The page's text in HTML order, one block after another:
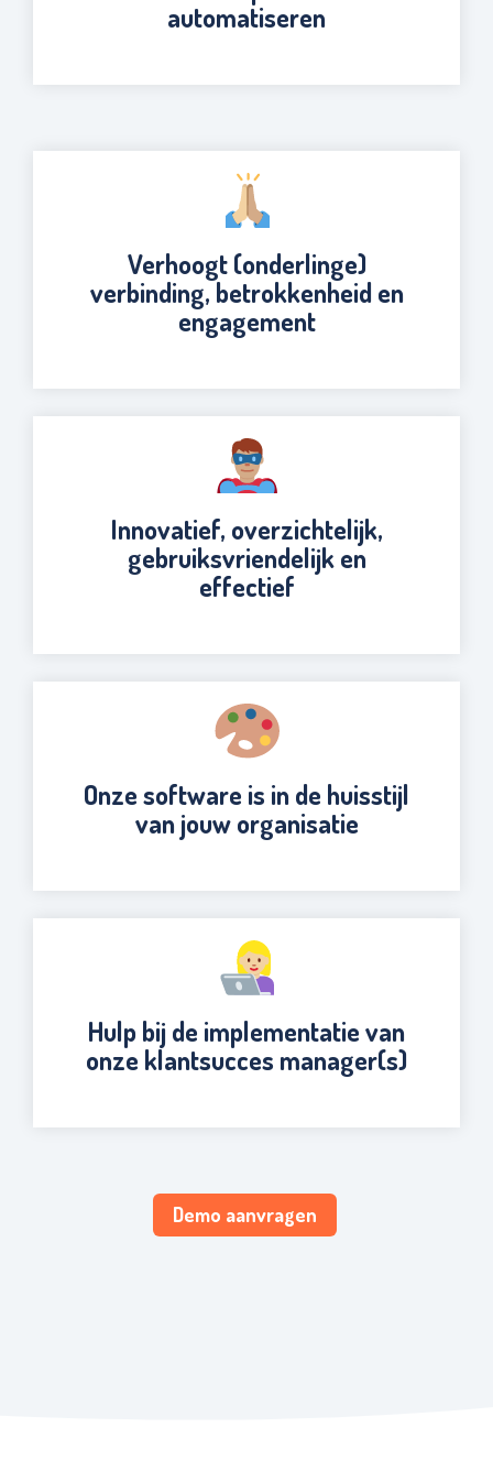
automatiseren
Verhoogt (onderlinge)
verbinding, betrokkenheid en
engagement
Innovatief, overzichtelijk,
gebruiksvriendelijk en
effectief
Onze software is in de huisstijl
van jouw organisatie
Hulp bij de implementatie van
onze klantsucces manager(s)
Demo aanvragen